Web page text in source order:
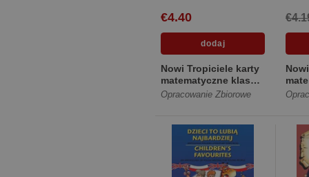
€4.40
Nowi Tropiciele karty
matematyczne klasa 3
część 2 edukacja ...
Opracowanie Zbiorowe